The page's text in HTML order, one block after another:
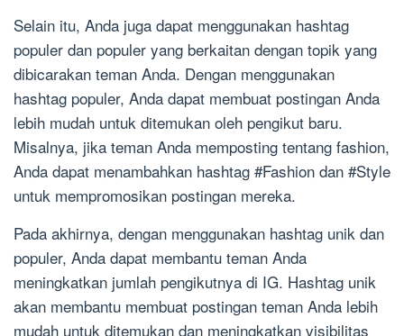
Selain itu, Anda juga dapat menggunakan hashtag
populer dan populer yang berkaitan dengan topik yang
dibicarakan teman Anda. Dengan menggunakan
hashtag populer, Anda dapat membuat postingan Anda
lebih mudah untuk ditemukan oleh pengikut baru.
Misalnya, jika teman Anda memposting tentang fashion,
Anda dapat menambahkan hashtag #Fashion dan #Style
untuk mempromosikan postingan mereka.
Pada akhirnya, dengan menggunakan hashtag unik dan
populer, Anda dapat membantu teman Anda
meningkatkan jumlah pengikutnya di IG. Hashtag unik
akan membantu membuat postingan teman Anda lebih
mudah untuk ditemukan dan meningkatkan visibilitas